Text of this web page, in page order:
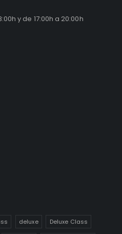
y de 17:00h a 20:00h
deluxe Deluxe Class